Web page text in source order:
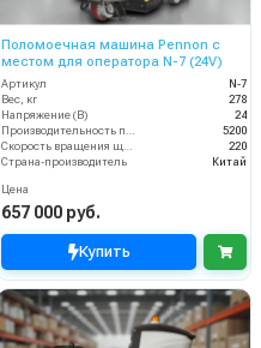
Поломоечная машина Pennon с
местом для оператора N-7 (24V)
Артикул
N-7
Вес, кг
278
Напряжение (В)
24
5200
220
Страна-производитель
Китай
Цена
657 000 руб.
Купить